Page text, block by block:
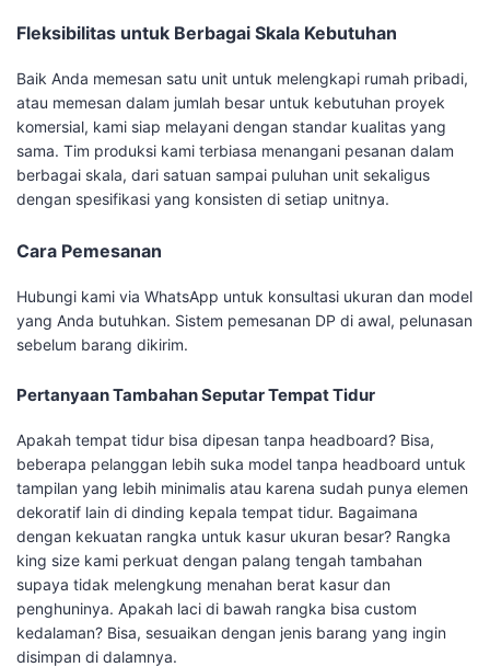
Fleksibilitas untuk Berbagai Skala Kebutuhan
Baik Anda memesan satu unit untuk melengkapi rumah pribadi,
atau memesan dalam jumlah besar untuk kebutuhan proyek
komersial, kami siap melayani dengan standar kualitas yang
sama. Tim produksi kami terbiasa menangani pesanan dalam
berbagai skala, dari satuan sampai puluhan unit sekaligus
dengan spesifikasi yang konsisten di setiap unitnya.
Cara Pemesanan
Hubungi kami via WhatsApp untuk konsultasi ukuran dan model
yang Anda butuhkan. Sistem pemesanan DP di awal, pelunasan
sebelum barang dikirim.
Pertanyaan Tambahan Seputar Tempat Tidur
Apakah tempat tidur bisa dipesan tanpa headboard? Bisa,
beberapa pelanggan lebih suka model tanpa headboard untuk
tampilan yang lebih minimalis atau karena sudah punya elemen
dekoratif lain di dinding kepala tempat tidur. Bagaimana
dengan kekuatan rangka untuk kasur ukuran besar? Rangka
king size kami perkuat dengan palang tengah tambahan
supaya tidak melengkung menahan berat kasur dan
penghuninya. Apakah laci di bawah rangka bisa custom
kedalaman? Bisa, sesuaikan dengan jenis barang yang ingin
disimpan di dalamnya.